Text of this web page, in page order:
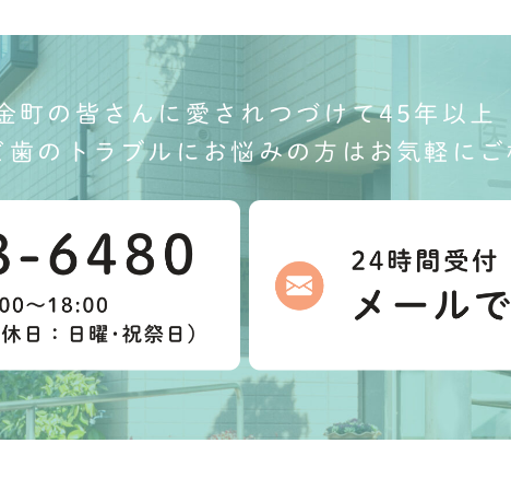
町の皆さんに愛されつづけて45年以上
のトラブルにお悩みの方はお気軽にご